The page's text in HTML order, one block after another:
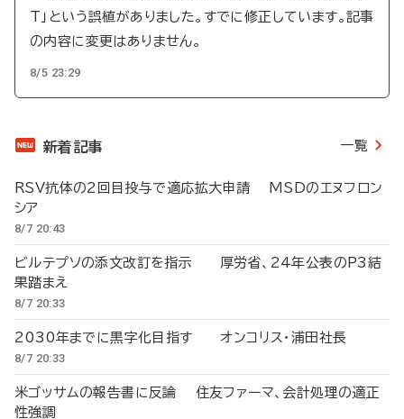
T」という誤植がありました。すでに修正しています。記事
の内容に変更はありません。
8/5 23:29
新着記事 一覧
RSV抗体の2回目投与で適応拡大申請 MSDのエヌフロン
シア
8/7 20:43
ビルテプソの添文改訂を指示 厚労省、24年公表のP3結
果踏まえ
8/7 20:33
2030年までに黒字化目指す オンコリス・浦田社長
8/7 20:33
米ゴッサムの報告書に反論 住友ファーマ、会計処理の適正
性強調